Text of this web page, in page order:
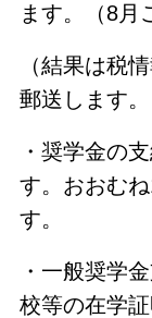
ます。（8月
（結果は税
郵送します。
・奨学金の
す。おおむ
す。
・一般奨学
校等の在学証